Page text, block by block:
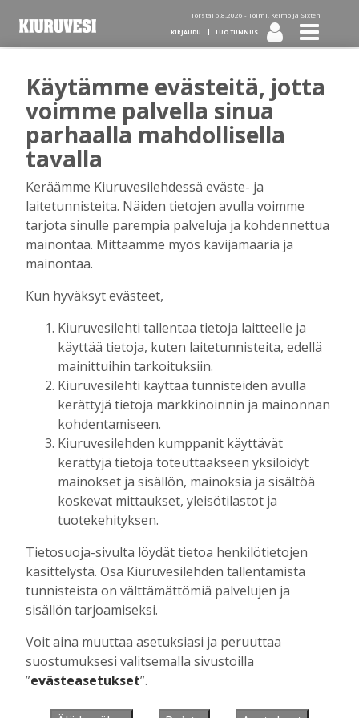
Torstai 6.8.2026 - Toimi, Keimo ja Sixten
KIRJAUDU LUO TUNNUS
Tilaa Kiuruvesi-lehti diginä
tai kotiinkannettuna!
Kirjaudu
Sähköposti
Salasana
Muista minut
Unohtuiko salasana?
se tästä.
Käyntiosoite :
Kiuruvesi Lehti oy
Niemistenkatu 4
Kiuruvesi
Käytämme evästeitä, jotta
voimme palvella sinua
parhaalla mahdollisella
tavalla
Keräämme Kiuruvesilehdessä eväste- ja
laitetunnisteita. Näiden tietojen avulla voimme
tarjota sinulle parempia palveluja ja kohdennettua
mainontaa. Mittaamme myös kävijämääriä ja
mainontaa.
Kun hyväksyt evästeet,
Kiuruvesilehti tallentaa tietoja laitteelle ja
käyttää tietoja, kuten laitetunnisteita, edellä
mainittuihin tarkoituksiin.
Kiuruvesilehti käyttää tunnisteiden avulla
kerättyjä tietoja markkinoinnin ja mainonnan
kohdentamiseen.
Kiuruvesilehden kumppanit käyttävät
kerättyjä tietoja toteuttaakseen yksilöidyt
mainokset ja sisällön, mainoksia ja sisältöä
koskevat mittaukset, yleisötilastot ja
tuotekehityksen.
Tietosuoja-sivulta löydät tietoa henkilötietojen
käsittelystä. Osa Kiuruvesilehden tallentamista
tunnisteista on välttämättömiä palvelujen ja
sisällön tarjoamiseksi.
Voit aina muuttaa asetuksiasi ja peruuttaa
suostumuksesi valitsemalla sivustoilla
”evästeasetukset”.